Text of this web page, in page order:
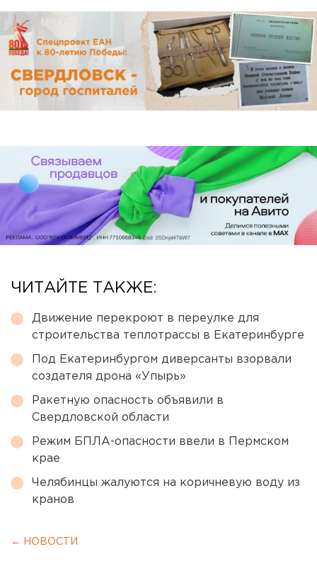
ЧИТАЙТЕ ТАКЖЕ:
Движение перекроют в переулке для
строительства теплотрассы в Екатеринбурге
Под Екатеринбургом диверсанты взорвали
создателя дрона «Упырь»
Ракетную опасность объявили в
Свердловской области
Режим БПЛА-опасности ввели в Пермском
крае
Челябинцы жалуются на коричневую воду из
кранов
← НОВОСТИ